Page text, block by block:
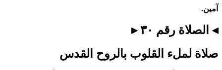
آمين.
◂ الصلاة رقم ٣٠ ▸
صلاة لملء القلوب بالروح القدس